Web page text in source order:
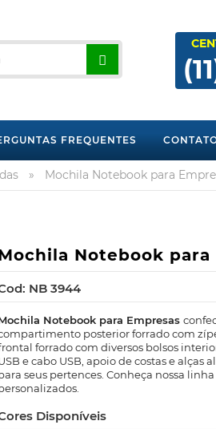
FREQUENTES
» Mochila Notebook para
Notebook para
NB 3944
Notebook para Empresas
posterior forrado com
forrado com diversos bolsos
e cabo USB, apoio de costas e
seus pertences. Conheça nossa
Disponíveis